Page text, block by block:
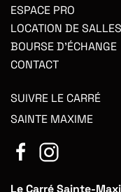
ESPACE PRO
LOCATION DE SALLES
BOURSE D'ÉCHANGE
CONTACT
SUIVRE LE CARRÉ
SAINTE MAXIME
Le Carré Sainte-